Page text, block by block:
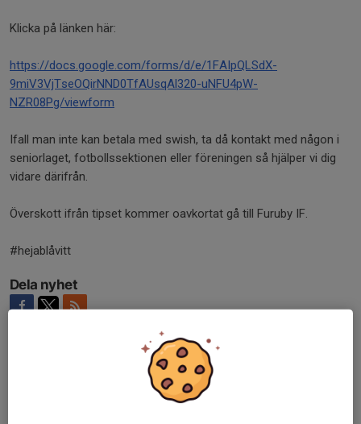
Klicka på länken här:
https://docs.google.com/forms/d/e/1FAIpQLSdX-
9miV3VjTseOQirNND0TfAUsqAl320-uNFU4pW-
NZR08Pg/viewform
Ifall man inte kan betala med swish, ta då kontakt med någon i
seniorlaget, fotbollssektionen eller föreningen så hjälper vi dig
vidare därifrån.
Överskott ifrån tipset kommer oavkortat gå till Furuby IF.
#hejablåvitt
Dela nyhet